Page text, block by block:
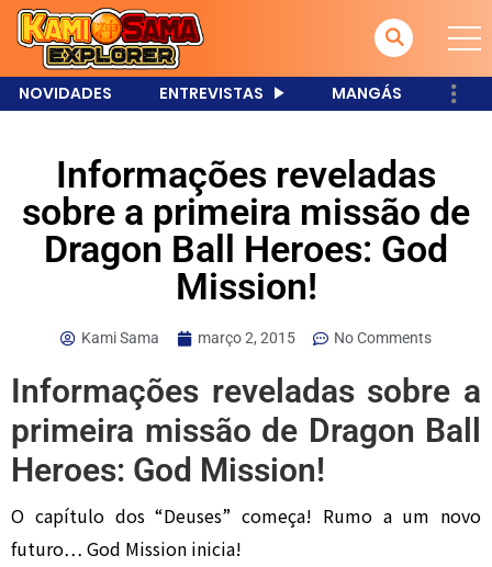
NOVIDADES ENTREVISTAS MANGÁS
Informações reveladas
sobre a primeira missão de
Dragon Ball Heroes: God
Mission!
Kami Sama março 2, 2015 No Comments
Informações reveladas sobre a
primeira missão de Dragon Ball
Heroes: God Mission!
O capítulo dos “Deuses” começa! Rumo a um novo
futuro… God Mission inicia!